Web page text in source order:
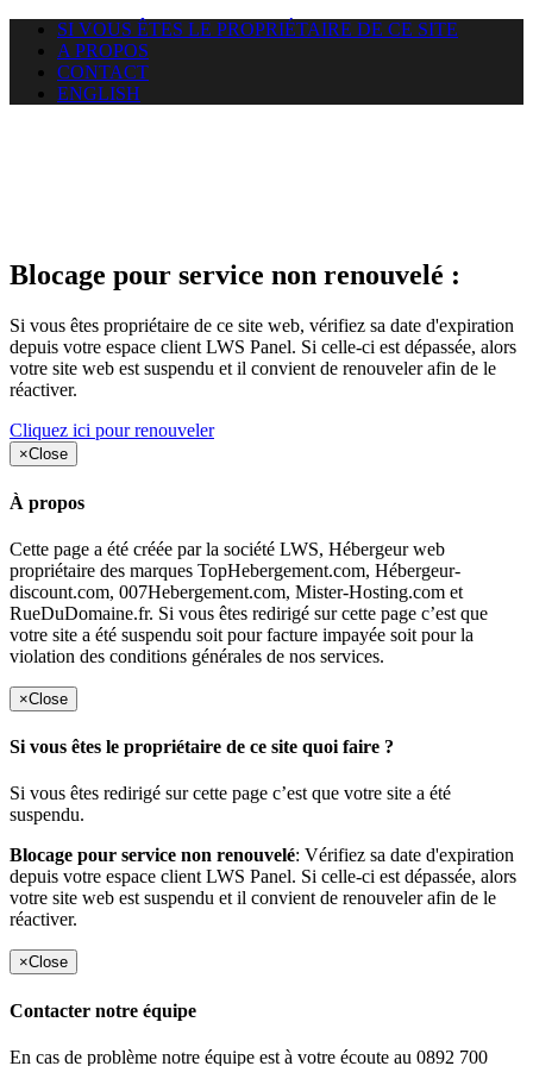
SI VOUS ÊTES LE PROPRIÉTAIRE DE CE SITE
A PROPOS
CONTACT
ENGLISH
Blocage pour service non renouvelé :
Si vous êtes propriétaire de ce site web, vérifiez sa date d'expiration
depuis votre espace client LWS Panel. Si celle-ci est dépassée, alors
votre site web est suspendu et il convient de renouveler afin de le
réactiver.
Cliquez ici pour renouveler
×Close
À propos
Cette page a été créée par la société LWS, Hébergeur web
propriétaire des marques TopHebergement.com, Hébergeur-
discount.com, 007Hebergement.com, Mister-Hosting.com et
RueDuDomaine.fr. Si vous êtes redirigé sur cette page c’est que
votre site a été suspendu soit pour facture impayée soit pour la
violation des conditions générales de nos services.
×Close
Si vous êtes le propriétaire de ce site quoi faire ?
Si vous êtes redirigé sur cette page c’est que votre site a été
suspendu.
Blocage pour service non renouvelé: Vérifiez sa date d'expiration
depuis votre espace client LWS Panel. Si celle-ci est dépassée, alors
votre site web est suspendu et il convient de renouveler afin de le
réactiver.
×Close
Contacter notre équipe
En cas de problème notre équipe est à votre écoute au 0892 700